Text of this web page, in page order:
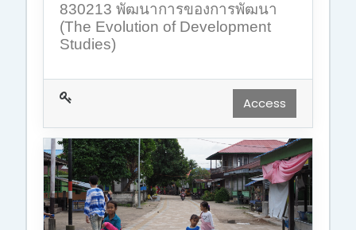
830213 พัฒนาการของการพัฒนา
(The Evolution of Development
Studies)
Access